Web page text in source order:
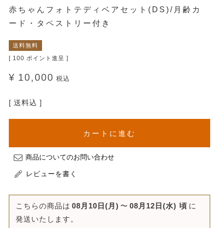
赤ちゃんフォトテディベアセット(DS)/月齢カ
ード・タペストリー付き
送料無料
[ 100 ポイント進呈 ]
¥ 10,000 税込
送料込
カートに進む
商品についてのお問い合わせ
レビューを書く
こちらの商品は 08月10日(月) 〜 08月12日(水) 頃 に
発送いたします。